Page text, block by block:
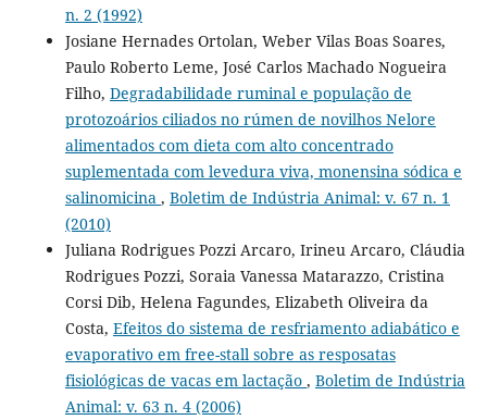
n. 2 (1992)
Josiane Hernades Ortolan, Weber Vilas Boas Soares,
Paulo Roberto Leme, José Carlos Machado Nogueira
Filho, Degradabilidade ruminal e população de
protozoários ciliados no rúmen de novilhos Nelore
alimentados com dieta com alto concentrado
suplementada com levedura viva, monensina sódica e
salinomicina , Boletim de Indústria Animal: v. 67 n. 1
(2010)
Juliana Rodrigues Pozzi Arcaro, Irineu Arcaro, Cláudia
Rodrigues Pozzi, Soraia Vanessa Matarazzo, Cristina
Corsi Dib, Helena Fagundes, Elizabeth Oliveira da
Costa, Efeitos do sistema de resfriamento adiabático e
evaporativo em free-stall sobre as resposatas
fisiológicas de vacas em lactação , Boletim de Indústria
Animal: v. 63 n. 4 (2006)